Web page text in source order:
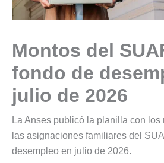
Montos del
fondo de
julio de 2026
La Anses publicó la planilla con los
las asignaciones familiares del
desempleo en julio de 2026.